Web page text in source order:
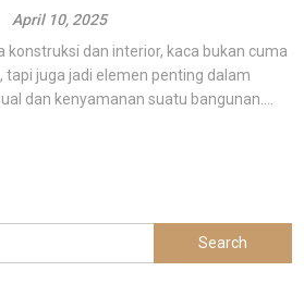
April 10, 2025
konstruksi dan interior, kaca bukan cuma
tapi juga jadi elemen penting dalam
dan kenyamanan suatu bangunan....